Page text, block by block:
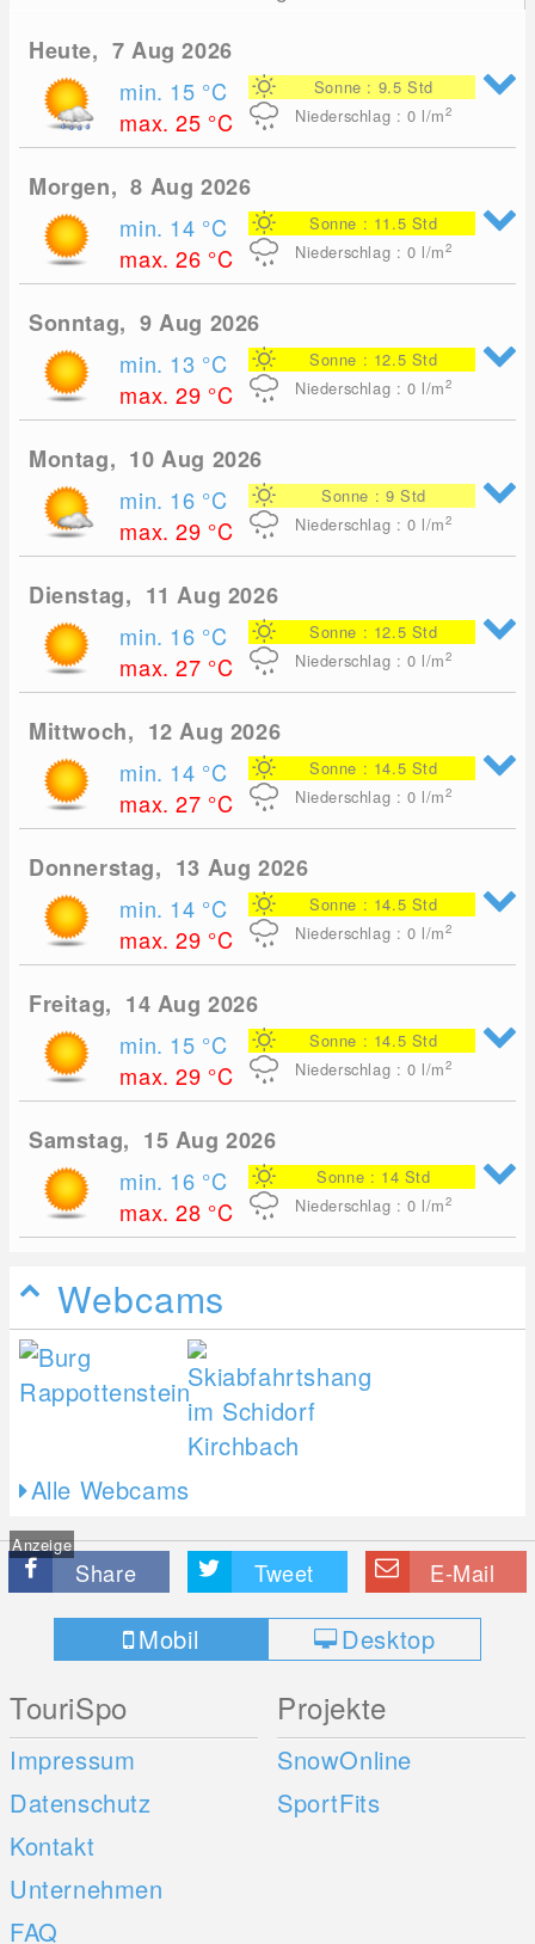
Heute, 7 Aug 2026
min. 15 °C
max. 25 °C
Sonne : 9.5 Std
Niederschlag : 0 l/m2
Morgen, 8 Aug 2026
min. 14 °C
max. 26 °C
Sonne : 11.5 Std
Niederschlag : 0 l/m2
Sonntag, 9 Aug 2026
min. 13 °C
max. 29 °C
Sonne : 12.5 Std
Niederschlag : 0 l/m2
Montag, 10 Aug 2026
min. 16 °C
max. 29 °C
Sonne : 9 Std
Niederschlag : 0 l/m2
Dienstag, 11 Aug 2026
min. 16 °C
max. 27 °C
Sonne : 12.5 Std
Niederschlag : 0 l/m2
Mittwoch, 12 Aug 2026
min. 14 °C
max. 27 °C
Sonne : 14.5 Std
Niederschlag : 0 l/m2
Donnerstag, 13 Aug 2026
min. 14 °C
max. 29 °C
Sonne : 14.5 Std
Niederschlag : 0 l/m2
Freitag, 14 Aug 2026
min. 15 °C
max. 29 °C
Sonne : 14.5 Std
Niederschlag : 0 l/m2
Samstag, 15 Aug 2026
min. 16 °C
max. 28 °C
Sonne : 14 Std
Niederschlag : 0 l/m2
Webcams
Alle Webcams
Anzeige
Share Tweet E-Mail
Mobil Desktop
TouriSpo
Impressum
Datenschutz
Kontakt
Unternehmen
FAQ
Projekte
SnowOnline
SportFits